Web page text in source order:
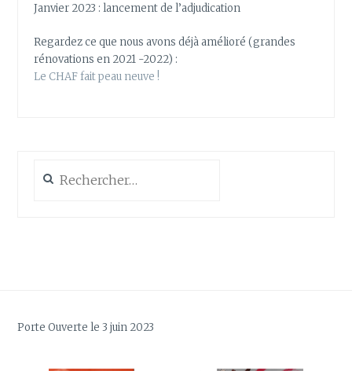
Janvier 2023 : lancement de l’adjudication
Regardez ce que nous avons déjà amélioré (grandes
rénovations en 2021 -2022) :
Le CHAF fait peau neuve !
Porte Ouverte le 3 juin 2023